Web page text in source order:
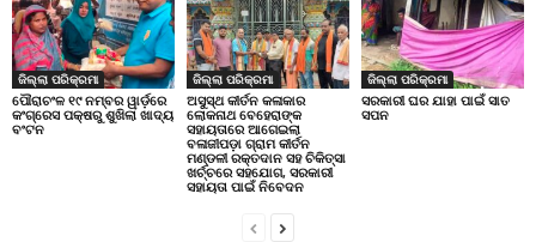
ଜିଲ୍ଲା ପରିକ୍ରମା
ପୌରାଚଂଳ ୧୯ ନମ୍ବର ୱାର୍ଡ଼ରେ
କଂଗ୍ରେସ ପକ୍ଷରୁ ଶୁଖିଲା ଖାଦ୍ୟ
ବଂଟନ
ଜିଲ୍ଲା ପରିକ୍ରମା
ଅସୁସ୍ଥ କୀର୍ତନ କଳାକାର
ଲୋକନାଥ ବେହେରାଙ୍କ
ସହାୟତାରେ ଆଗେଇଲା
ବଳାଜୀପଡ଼ା ଗ୍ରାମ କୀର୍ତନ
ମଣ୍ଡଳୀ ରକ୍ତଦାନ ସହ ଚିକିତ୍ସା
ଖର୍ଚ୍ଚରେ ସହଯୋଗ, ସରକାରୀ
ସହାୟତା ପାଇଁ ନିବେଦନ
ଜିଲ୍ଲା ପରିକ୍ରମା
ସରକାରୀ ଘର ଯାହା ପାଇଁ ସାତ
ସପନ